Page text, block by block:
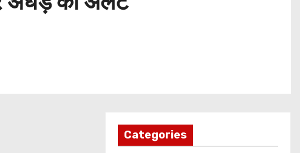
Categories